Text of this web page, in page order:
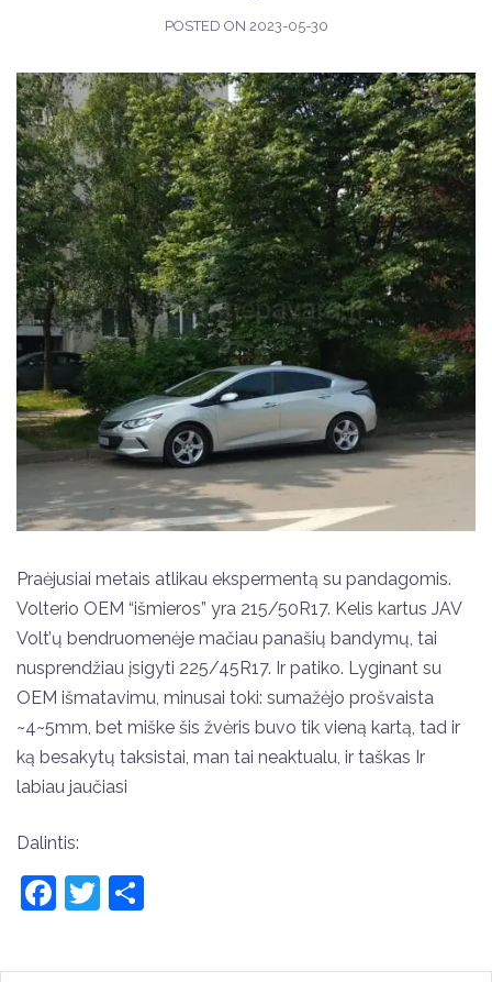
POSTED ON 2023-05-30
Praėjusiai metais atlikau ekspermentą su pandagomis.
Volterio OEM “išmieros” yra 215/50R17. Kelis kartus JAV
Volt’ų bendruomenėje mačiau panašių bandymų, tai
nusprendžiau įsigyti 225/45R17. Ir patiko. Lyginant su
OEM išmatavimu, minusai toki: sumažėjo prošvaista
~4~5mm, bet miške šis žvėris buvo tik vieną kartą, tad ir
ką besakytų taksistai, man tai neaktualu, ir taškas Ir
labiau jaučiasi
Dalintis:
Facebook
Twitter